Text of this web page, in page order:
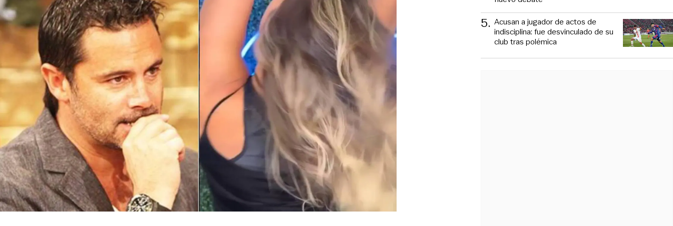
5. Acusan a jugador de actos de
indisciplina: fue desvinculado de su
club tras polémica